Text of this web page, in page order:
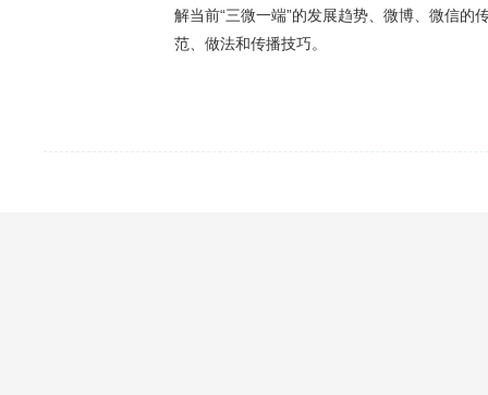
解当前“三微一端”的发展趋势、微博、微信的
范、做法和传播技巧。